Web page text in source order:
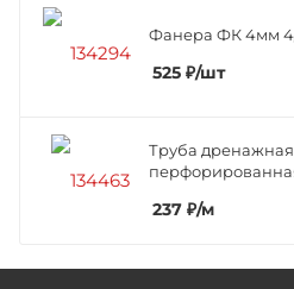
Фанера ФК 4мм 4/
525 ₽/шт
Труба дренажная
237 ₽/м